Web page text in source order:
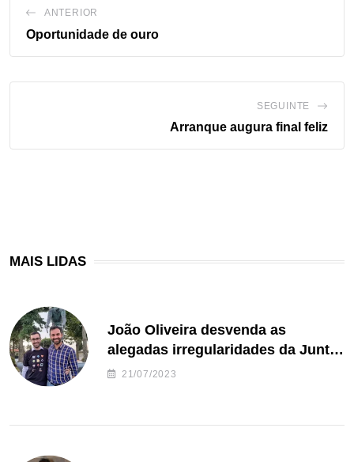
ANTERIOR
Oportunidade de ouro
SEGUINTE
Arranque augura final feliz
MAIS LIDAS
João Oliveira desvenda as
alegadas irregularidades da Junta
de Freguesia S. João de Ver
21/07/2023